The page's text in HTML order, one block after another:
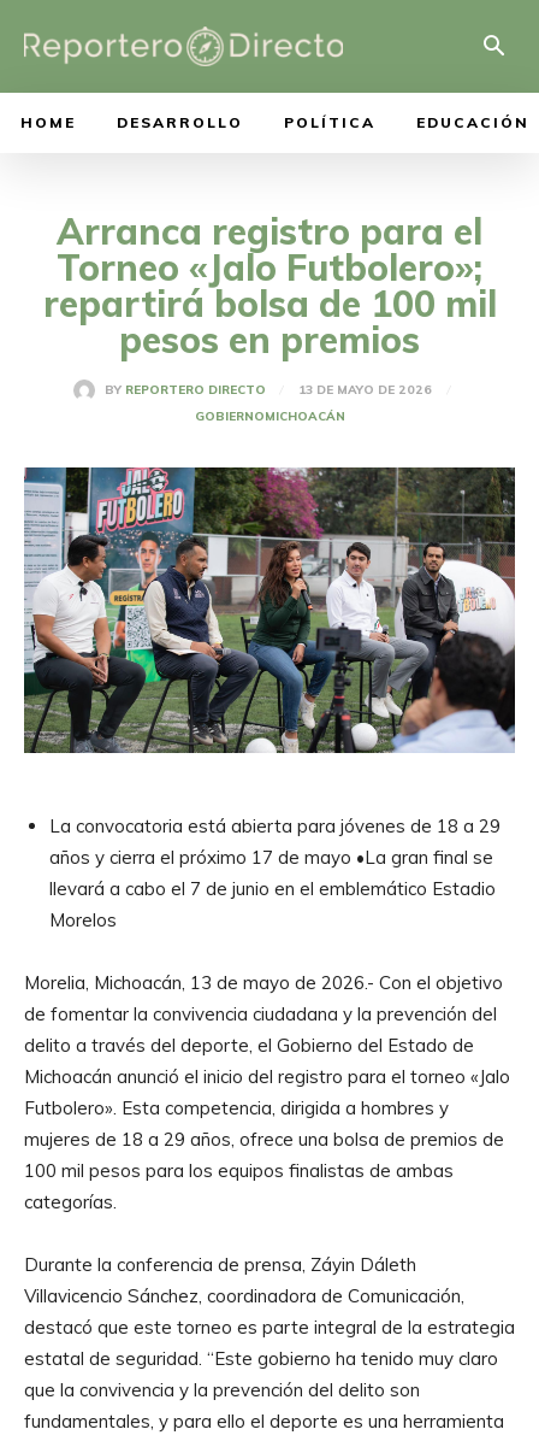
HOME DESARROLLO POLÍTICA EDUCACIÓN
Arranca registro para el
Torneo «Jalo Futbolero»;
repartirá bolsa de 100 mil
pesos en premios
BY REPORTERO DIRECTO
13 DE MAYO DE 2026
GOBIERNOMICHOACÁN
La convocatoria está abierta para jóvenes de 18 a 29
años y cierra el próximo 17 de mayo •La gran final se
llevará a cabo el 7 de junio en el emblemático Estadio
Morelos
Morelia, Michoacán, 13 de mayo de 2026.- Con el objetivo
de fomentar la convivencia ciudadana y la prevención del
delito a través del deporte, el Gobierno del Estado de
Michoacán anunció el inicio del registro para el torneo «Jalo
Futbolero». Esta competencia, dirigida a hombres y
mujeres de 18 a 29 años, ofrece una bolsa de premios de
100 mil pesos para los equipos finalistas de ambas
categorías.
Durante la conferencia de prensa, Záyin Dáleth
Villavicencio Sánchez, coordinadora de Comunicación,
destacó que este torneo es parte integral de la estrategia
estatal de seguridad. “Este gobierno ha tenido muy claro
que la convivencia y la prevención del delito son
fundamentales, y para ello el deporte es una herramienta